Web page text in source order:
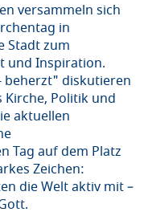
versammeln sich
in
Stadt zum
und Inspiration.
diskutieren
Politik und
aktuellen
Tag auf dem Platz
Zeichen:
die Welt aktiv mit –